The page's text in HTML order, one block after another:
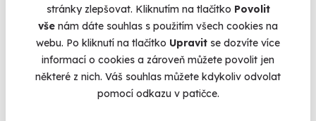
stránky zlepšovat. Kliknutím na tlačítko Povolit
vše nám dáte souhlas s použitím všech cookies na
webu. Po kliknutí na tlačítko Upravit se dozvíte více
informací o cookies a zároveň můžete povolit jen
některé z nich. Váš souhlas můžete kdykoliv odvolat
pomocí odkazu v patičce.
Volný termín už 14. 08. 2026